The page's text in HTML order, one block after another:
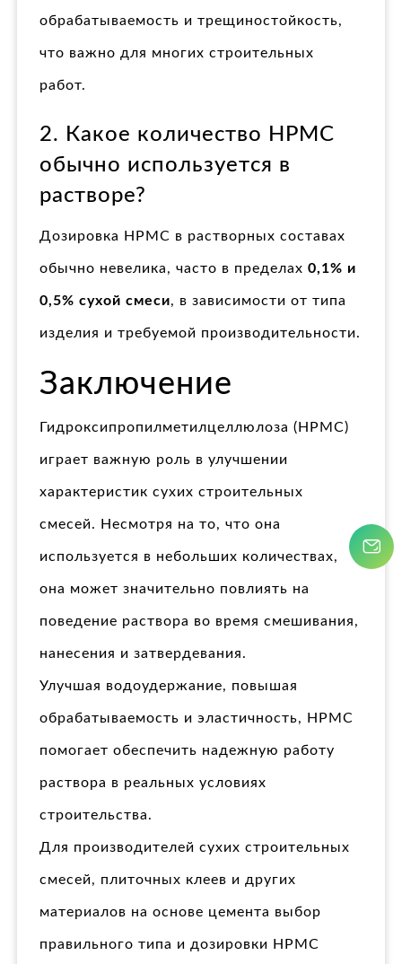
обрабатываемость и трещиностойкость,
что важно для многих строительных
работ.
2. Какое количество HPMC
обычно используется в
растворе?
Дозировка HPMC в растворных составах
обычно невелика, часто в пределах 0,1% и
0,5% сухой смеси, в зависимости от типа
изделия и требуемой производительности.
Заключение
Гидроксипропилметилцеллюлоза (HPMC)
играет важную роль в улучшении
характеристик сухих строительных
смесей. Несмотря на то, что она
используется в небольших количествах,
она может значительно повлиять на
поведение раствора во время смешивания,
нанесения и затвердевания.
Улучшая водоудержание, повышая
обрабатываемость и эластичность, HPMC
помогает обеспечить надежную работу
раствора в реальных условиях
строительства.
Для производителей сухих строительных
смесей, плиточных клеев и других
материалов на основе цемента выбор
правильного типа и дозировки HPMC